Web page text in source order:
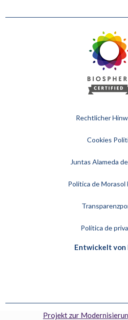
Rechtlicher
Cookies
Juntas Alameda
Política de Morasol
Política de
Entwickelt von
Projekt zur